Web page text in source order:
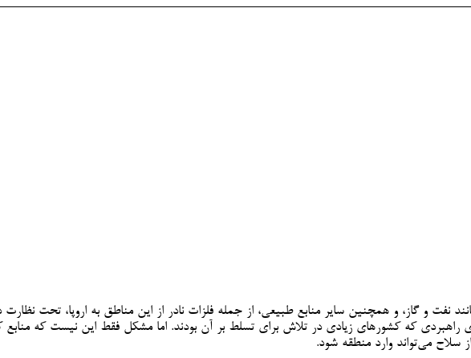
نفت و گاز، و همچنین سایر منابع طبیعی، از جمله فلزات نادر از این مناطق به اروپا، تحت
که کشورهای زیادی در تلاش برای تسلط بر آن بودند. اما مشکل فقط این نیست که
می‌تواند وارد منطقه شود.